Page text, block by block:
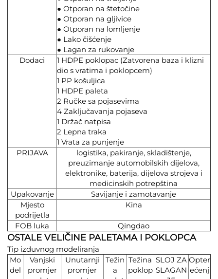
● Otporan na štetočine
● Otporan na gljivice
● Otporan na lomljenje
● Lako čišćenje
● Lagan za rukovanje
Dodaci
1 HDPE poklopac (Zatvorena baza i klizni
dio s vratima i poklopcem)
1 PP košuljica
1 HDPE paleta
2 Ručke sa pojasevima
4 Zaključavanja pojaseva
1 Držač natpisa
2 Lepna traka
1 Vrata za punjenje
PRIJAVA
logistika, pakiranje, skladištenje,
preuzimanje automobilskih dijelova,
elektronike, baterija, dijelova strojeva i
medicinskih potrepština
Upakovanje
Savijanje i zamotavanje
Mjesto
podrijetla
Kina
FOB luka Qingdao
OSTALE VELIČINE PALETAMA I POKLOPCA
Tip izduvnog modeliranja
Mo
del
Vanjski
promjer
Unutarnji
promjer
Težin
a
Težina
poklop
SLOJ ZA
SLAGAN
Opter
ećenj